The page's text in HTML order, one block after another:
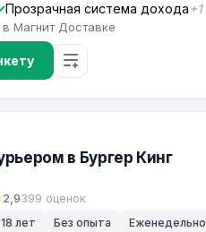
Прозрачная система дохода +1
Магнит Доставке
в Бургер Кинг
2,9399 оценок
лет Без опыта Еженедельно